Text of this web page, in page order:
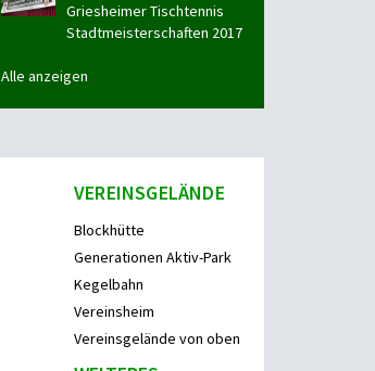
Griesheimer Tischtennis
Stadtmeisterschaften 2017
Alle anzeigen
VEREINSGELÄNDE
Blockhütte
Generationen Aktiv-Park
Kegelbahn
Vereinsheim
Vereinsgelände von oben